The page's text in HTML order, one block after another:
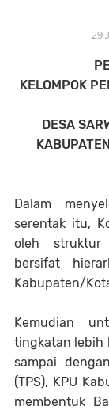
29
KELOMPOK
DESA
Dalam
serentak itu,
oleh struktur
bersifat
Kabupaten/
Kemudian
tingkatan lebih
sampai
(TPS), KPU
membentuk